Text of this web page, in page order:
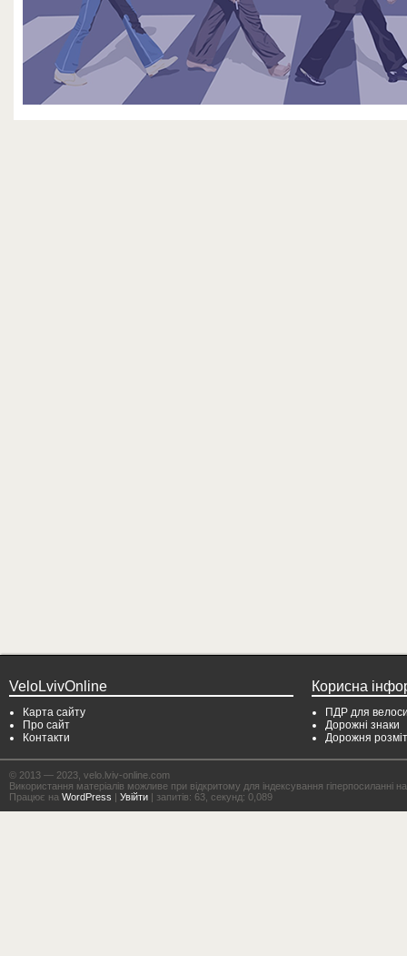
VeloLvivOnline
Карта сайту
Про сайт
Контакти
Корисна
ПДР для
Дорожні знаки
Дорожня
© 2013 — 2023, velo.lviv-online.com
Використання матеріалів можливе при відкритому для індексування гіперпосиланні
Працює на WordPress | Увійти | запитів: 63, секунд: 0,089